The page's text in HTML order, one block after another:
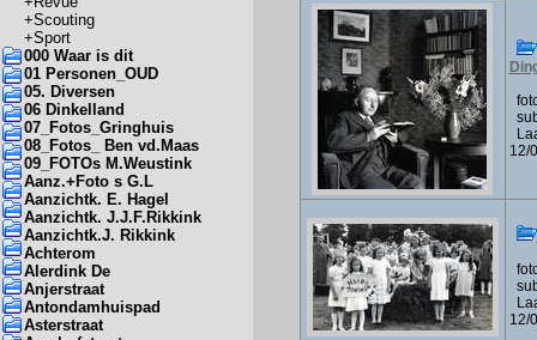
+Scouting
+Sport
000 Waar is dit
01 Personen_OUD
05. Diversen
06 Dinkelland
07_Fotos_Gringhuis
08_Fotos_ Ben vd.Maas
09_FOTOs M.Weustink
Aanz.+Foto s G.L
Aanzichtk. E. Hagel
Aanzichtk. J.J.F.Rikkink
Aanzichtk.J. Rikkink
Achterom
Alerdink De
Anjerstraat
Antondamhuispad
Asterstraat
12/
12/